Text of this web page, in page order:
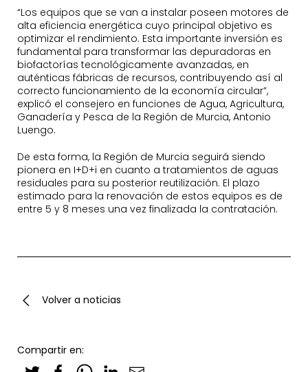
“Los equipos que se van a instalar poseen motores de
alta eficiencia energética cuyo principal objetivo es
optimizar el rendimiento. Esta importante inversión es
fundamental para transformar las depuradoras en
biofactorías tecnológicamente avanzadas, en
auténticas fábricas de recursos, contribuyendo así al
correcto funcionamiento de la economía circular”,
explicó el consejero en funciones de Agua, Agricultura,
Ganadería y Pesca de la Región de Murcia, Antonio
Luengo.
De esta forma, la Región de Murcia seguirá siendo
pionera en I+D+i en cuanto a tratamientos de aguas
residuales para su posterior reutilización. El plazo
estimado para la renovación de estos equipos es de
entre 5 y 8 meses una vez finalizada la contratación.
Volver a noticias
Compartir en: